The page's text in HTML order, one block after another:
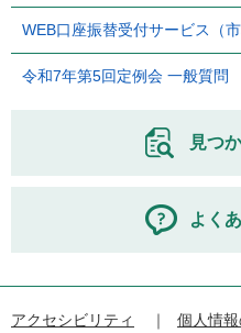
WEB口座振替受付サービス（市
令和7年第5回定例会 一般質問
見つ
よく
アクセシビリティ
個人情